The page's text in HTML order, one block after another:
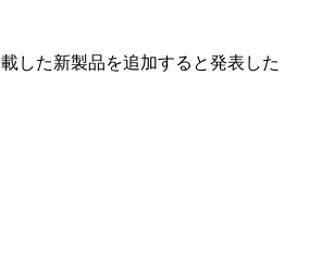
した新製品を追加すると発表した